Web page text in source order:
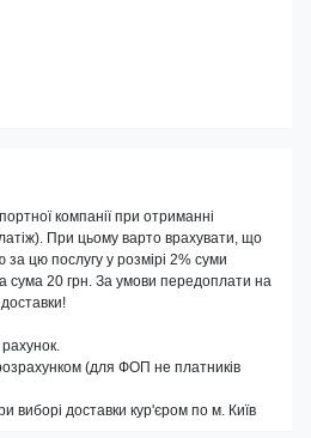
компанії при отриманні
При цьому варто врахувати, що
за цю послугу у розмірі 2% суми
сума 20 грн. За умови передоплати на
(для ФОП не платників
виборі доставки кур'єром по м. Київ